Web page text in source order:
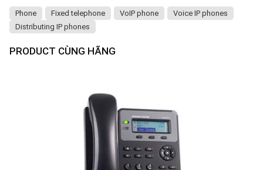
Phone Fixed telephone VoIP phone
Voice IP phones
Distributing IP phones
PRODUCT CÙNG HÃNG